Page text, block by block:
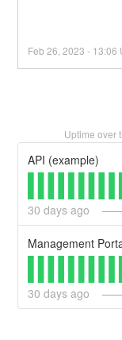
Feb26 ,2023 - 13:06
Uptime over
API (example)
30 days ago
30 days ago